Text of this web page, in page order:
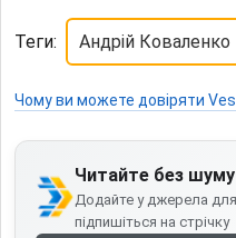
Теги: Андрій Коваленко
Чому ви можете довіряти
Читайте без
Додайте у джерела
підпишіться на стрічку